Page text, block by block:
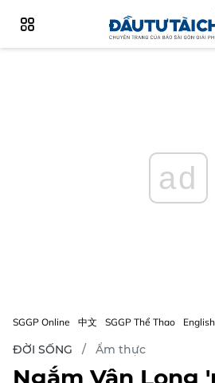
ad
SGGP Online 中文 SGGP Thể Thao
ĐỜI SỐNG Ẩm thực
Ngắm Vân Long